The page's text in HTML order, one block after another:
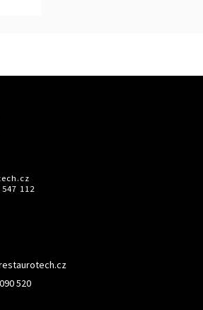
112
520